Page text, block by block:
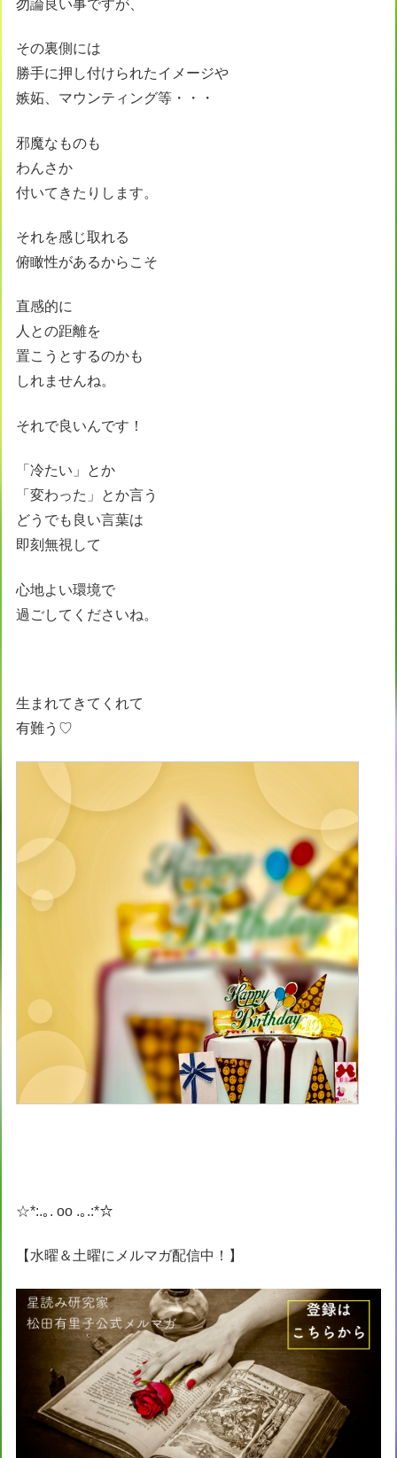
勿論良い事ですが、
その裏側には
勝手に押し付けられたイメージや
嫉妬、マウンティング等・・・
邪魔なものも
わんさか
付いてきたりします。
それを感じ取れる
俯瞰性があるからこそ
直感的に
人との距離を
置こうとするのかも
しれませんね。
それで良いんです！
「冷たい」とか
「変わった」とか言う
どうでも良い言葉は
即刻無視して
心地よい環境で
過ごしてくださいね。
生まれてきてくれて
有難う♡
☆*:.｡. oo .｡.:*☆
【水曜＆土曜にメルマガ配信中！】